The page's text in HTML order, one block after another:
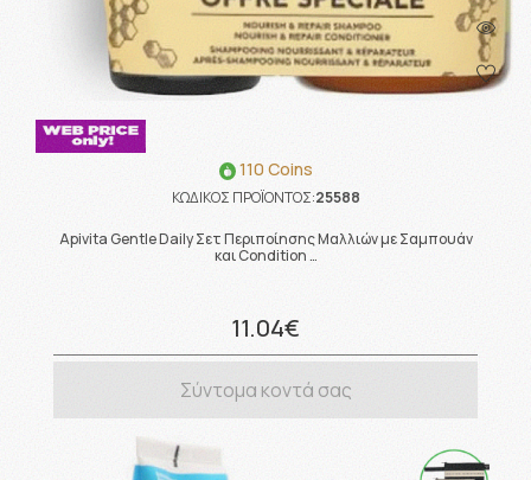
110 Coins
ΚΩΔΙΚΟΣ ΠΡΟΪΟΝΤΟΣ:25588
Apivita Gentle Daily Σετ Περιποίησης Μαλλιών με Σαμπουάν
και Condition …
11.04€
Σύντομα κοντά σας